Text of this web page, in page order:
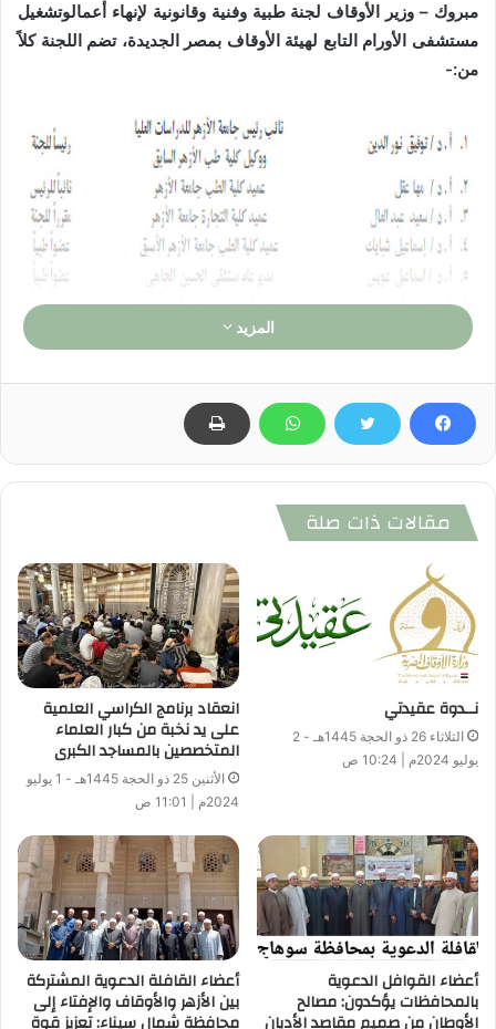
مبروك – وزير الأوقاف لجنة طبية وفنية وقانونية لإنهاء أعمالوتشغيل
مستشفى الأورام التابع لهيئة الأوقاف بمصر الجديدة، تضم اللجنة كلاً
من:-
المركز الإعلامي لوزارة الأوقاف
المزيد
مقالات ذات صلة
نــدوة عقيدتي
الثلاثاء 26 ذو الحجة 1445هـ - 2
يوليو 2024م | 10:24 ص
انعقاد برنامج الكراسي العلمية
على يد نخبة من كبار العلماء
المتخصصين بالمساجد الكبرى
الأثنين 25 ذو الحجة 1445هـ - 1 يوليو
2024م | 11:01 ص
أعضاء القوافل الدعوية
بالمحافظات يؤكدون: مصالح
الأوطان من صميم مقاصد الأديان
أعضاء القافلة الدعوية المشتركة
بين الأزهر والأوقاف والإفتاء إلى
محافظة شمال سيناء: تعزيز قوة